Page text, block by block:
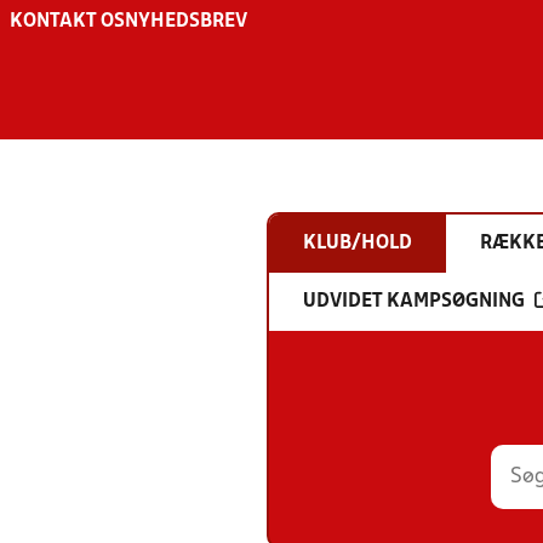
KONTAKT OS NYHEDSBREV
KLUB/HOLD
UDVIDET KAMPSØGNING